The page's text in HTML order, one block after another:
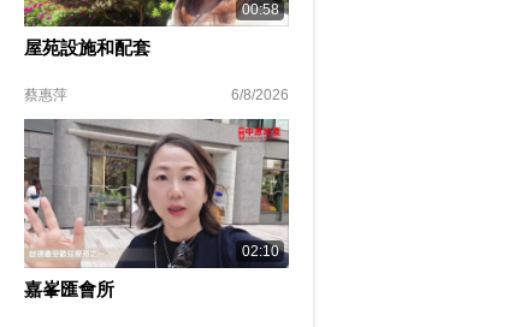
00:58
屋苑設施和配套
蔡惠萍 6/8/2026
02:10
嘉峯匯會所